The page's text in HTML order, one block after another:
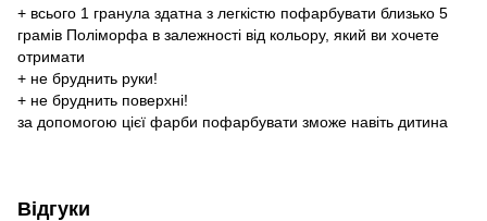
+ всього 1 гранула здатна з легкістю пофарбувати близько 5
грамів Поліморфа в залежності від кольору, який ви хочете
отримати
+ не бруднить руки!
+ не бруднить поверхні!
за допомогою цієї фарби пофарбувати зможе навіть дитина
Відгуки